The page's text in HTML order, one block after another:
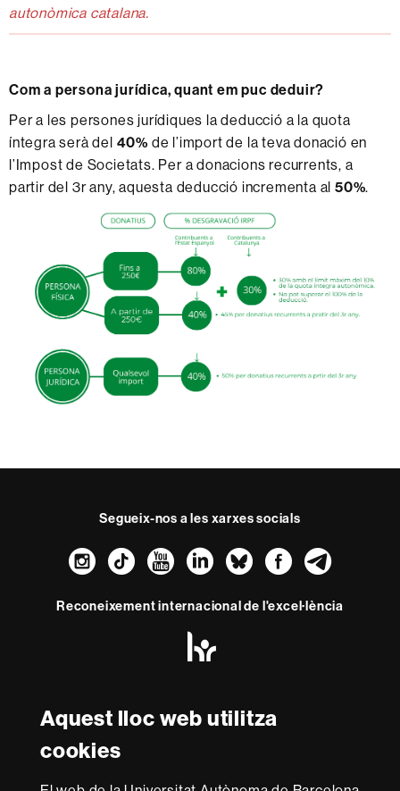
Aquest lloc web utilitza
cookies
autonòmica catalana.
Com a persona jurídica, quant em puc deduir?
Per a les persones jurídiques la deducció a la quota
íntegra serà del 40% de l’import de la teva donació en
l’Impost de Societats. Per a donacions recurrents, a
partir del 3r any, aquesta deducció incrementa al 50%.
Segueix-nos a les xarxes socials
Instagram
TikTokYouTube
LinkedIn
Bluesky
Reconeixement internacional de l'excel·lència
-
Euraxess
Amb el finançament de
Sobre